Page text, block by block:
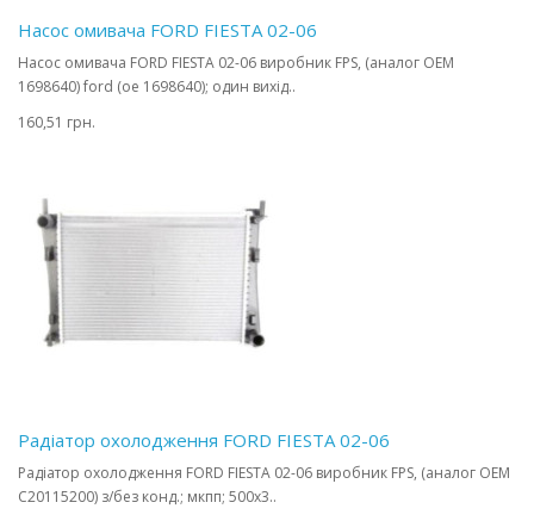
Насос омивача FORD FIESTA 02-06
Насос омивача FORD FIESTA 02-06 виробник FPS, (аналог OEM
1698640) ford (oe 1698640); один вихід..
160,51 грн.
Радіатор охолодження FORD FIESTA 02-06
Радіатор охолодження FORD FIESTA 02-06 виробник FPS, (аналог OEM
C20115200) з/без конд.; мкпп; 500x3..